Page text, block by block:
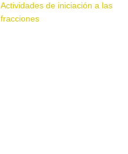
Actividades de iniciación a las
fracciones